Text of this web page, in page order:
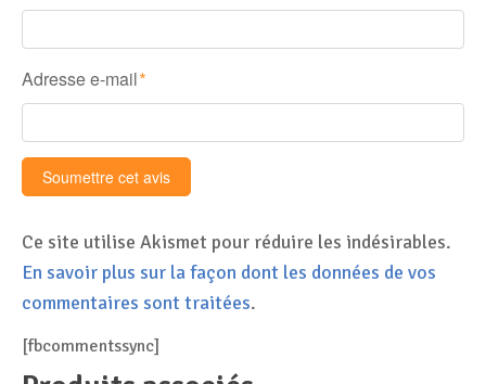
Adresse e-mail *
Ce site utilise Akismet pour réduire les indésirables.
En savoir plus sur la façon dont les données de vos
commentaires sont traitées.
[fbcommentssync]